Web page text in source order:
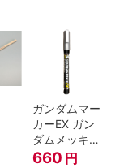
ガンダムマー
カーEX ガン
ダムメッキシ
ルバー
660 円